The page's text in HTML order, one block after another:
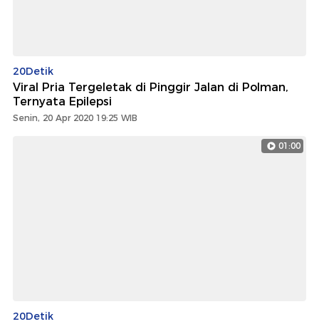
20Detik
Viral Pria Tergeletak di Pinggir Jalan di Polman,
Ternyata Epilepsi
Senin, 20 Apr 2020 19:25 WIB
01:00
20Detik